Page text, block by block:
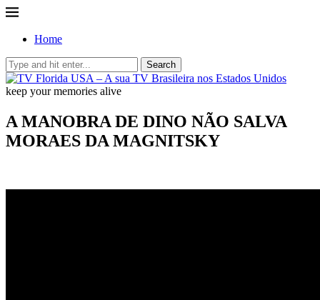
Home
Search
keep your memories alive
A MANOBRA DE DINO NÃO SALVA
MORAES DA MAGNITSKY